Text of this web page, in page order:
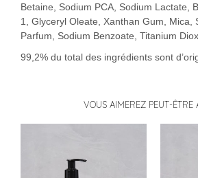
Betaine, Sodium PCA, Sodium Lactate,
1, Glyceryl Oleate, Xanthan Gum, Mica,
Parfum, Sodium Benzoate, Titanium
99,2% du total des ingrédients sont
VOUS AIMEREZ PEUT-ÊTRE